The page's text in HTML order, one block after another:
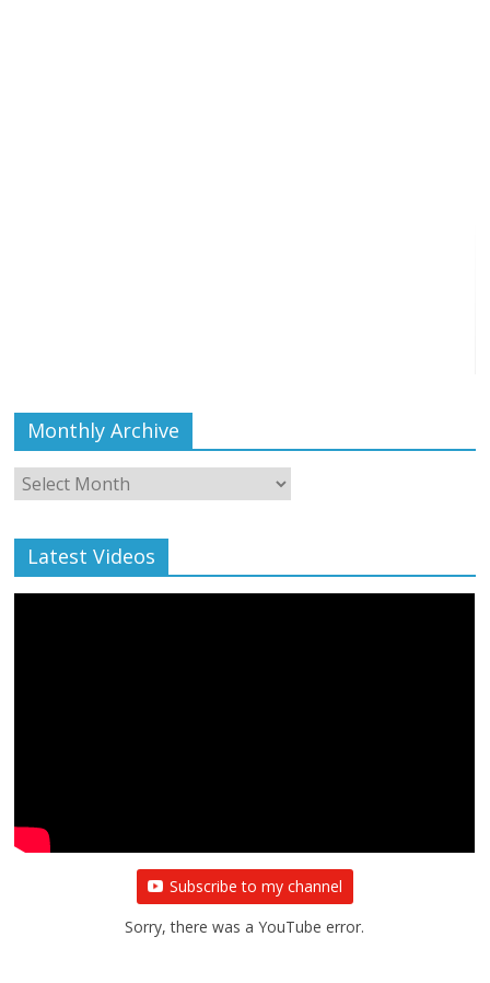
Monthly Archive
Monthly
Archive
Latest Videos
Subscribe to my channel
Sorry, there was a YouTube error.